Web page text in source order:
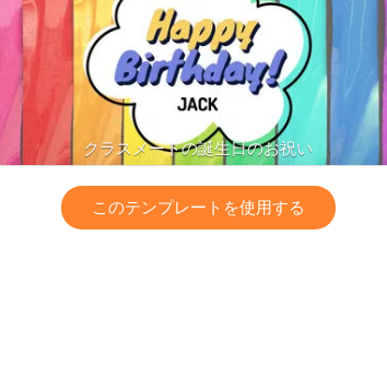
クラスメートの誕生日のお祝い
このテンプレートを使用する